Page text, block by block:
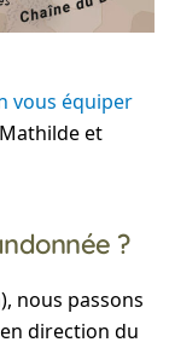
vous équiper
et
?
nous passons
direction du